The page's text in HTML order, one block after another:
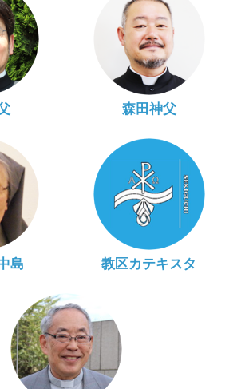
森田神父
島 教区カテキスタ